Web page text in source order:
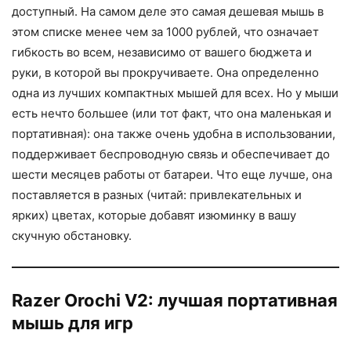
доступный. На самом деле это самая дешевая мышь в
этом списке менее чем за 1000 рублей, что означает
гибкость во всем, независимо от вашего бюджета и
руки, в которой вы прокручиваете. Она определенно
одна из лучших компактных мышей для всех. Но у мыши
есть нечто большее (или тот факт, что она маленькая и
портативная): она также очень удобна в использовании,
поддерживает беспроводную связь и обеспечивает до
шести месяцев работы от батареи. Что еще лучше, она
поставляется в разных (читай: привлекательных и
ярких) цветах, которые добавят изюминку в вашу
скучную обстановку.
Razer Orochi V2: лучшая портативная
мышь для игр